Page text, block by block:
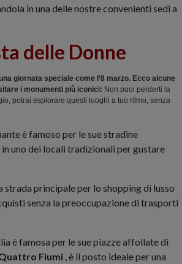
in una delle nostre convenienti sedi a
delle Donne
giornata speciale come l’8 marzo. Ecco alcune
i monumenti più iconici: Non puoi perderti la
potrai esplorare questi luoghi a tuo ritmo, senza
è famoso per le sue stradine
uno dei locali tradizionali per gustare
strada principale per lo shopping di lusso
senza la preoccupazione di trasporti
è famosa per le sue piazze affollate di
Fiumi , è il posto ideale per una